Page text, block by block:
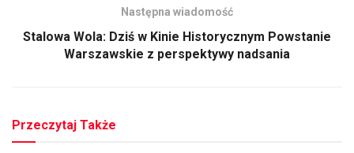
Następna wiadomość
Stalowa Wola: Dziś w Kinie Historycznym Powstanie
Warszawskie z perspektywy nadsania
Przeczytaj Także